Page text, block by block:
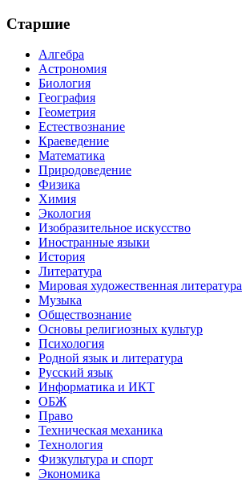
Старшие
Алгебра
Астрономия
Биология
География
Геометрия
Естествознание
Краеведение
Математика
Природоведение
Физика
Химия
Экология
Изобразительное искусство
Иностранные языки
История
Литература
Мировая художественная литература
Музыка
Обществознание
Основы религиозных культур
Психология
Родной язык и литература
Русский язык
Информатика и ИКТ
ОБЖ
Право
Техническая механика
Технология
Физкультура и спорт
Экономика